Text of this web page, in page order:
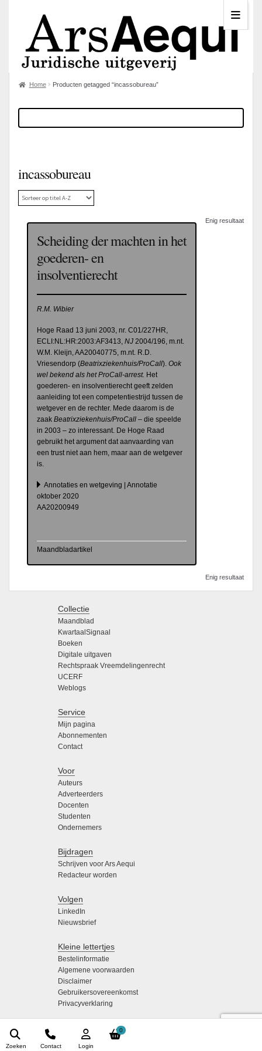
0
Login
Contact
Zoeken
Home Producten getagged “incassobureau”
incassobureau
Enig resultaat
Scheiding der machten in het
goederen- en
insolventierecht
R.M. Wibier
Hoge Raad 13 juni 2003, nr. C01/227HR,
ECLI:NL:HR:2003:AF3413, NJ 2004/196, m.nt.
W.M. Kleijn, AA20040775, m.nt. R.D.
Vriesendorp (Beatrixziekenhuis/ProCall). Ook
wel bekend als het ProCall-arrest. Het
goederen- en insolventierecht geeft zelden
aanleiding tot een competentiestrijd tussen de
wetgever en de rechter. Mede daarom is de
zaak Beatrixziekenhuis/ProCall – die speelde
in 2003 – zo interessant. De Hoge Raad
gebruikt het argument dat aanvaarding van
een trust niet aan hem, maar aan de wetgever
is.
Annotaties en wetgeving | Annotatie
oktober 2020
AA20200949
Maandbladartikel
Enig resultaat
Collectie
Maandblad
KwartaalSignaal
Boeken
Digitale uitgaven
Rechtspraak Vreemdelingenrecht
UCERF
Weblogs
Service
Mijn pagina
Abonnementen
Contact
Voor
Auteurs
Adverteerders
Docenten
Studenten
Ondernemers
Bijdragen
Schrijven voor Ars Aequi
Redacteur worden
Volgen
LinkedIn
Nieuwsbrief
Kleine lettertjes
Bestelinformatie
Algemene voorwaarden
Disclaimer
Gebruikersovereenkomst
Privacyverklaring